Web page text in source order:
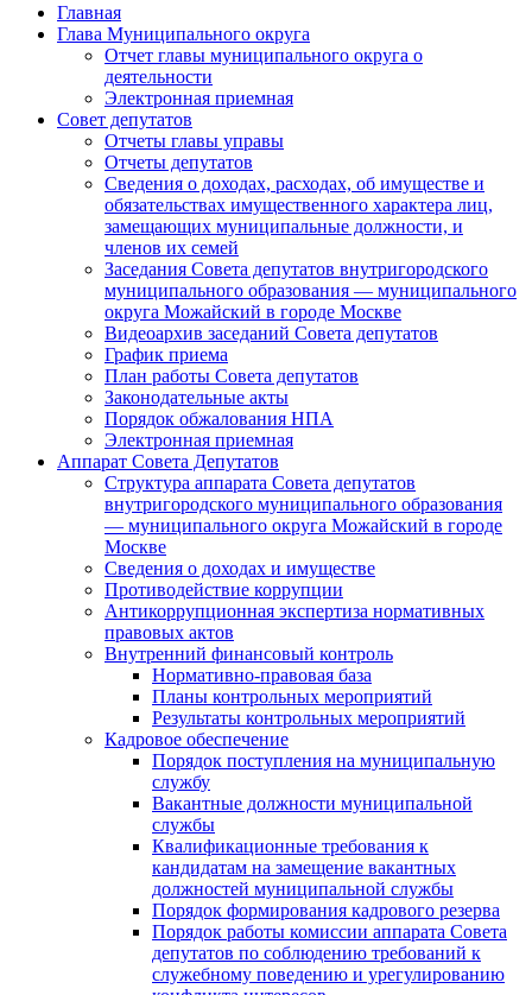
Главная
Глава Муниципального округа
Отчет главы муниципального округа о
деятельности
Электронная приемная
Совет депутатов
Отчеты главы управы
Отчеты депутатов
Сведения о доходах, расходах, об имуществе и
обязательствах имущественного характера лиц,
замещающих муниципальные должности, и
членов их семей
Заседания Совета депутатов внутригородского
муниципального образования — муниципального
округа Можайский в городе Москве
Видеоархив заседаний Совета депутатов
График приема
План работы Совета депутатов
Законодательные акты
Порядок обжалования НПА
Электронная приемная
Аппарат Совета Депутатов
Структура аппарата Совета депутатов
внутригородского муниципального образования
— муниципального округа Можайский в городе
Москве
Сведения о доходах и имуществе
Противодействие коррупции
Антикоррупционная экспертиза нормативных
правовых актов
Внутренний финансовый контроль
Нормативно-правовая база
Планы контрольных мероприятий
Результаты контрольных мероприятий
Кадровое обеспечение
Порядок поступления на муниципальную
службу
Вакантные должности муниципальной
службы
Квалификационные требования к
кандидатам на замещение вакантных
должностей муниципальной службы
Порядок формирования кадрового резерва
Порядок работы комиссии аппарата Совета
депутатов по соблюдению требований к
служебному поведению и урегулированию